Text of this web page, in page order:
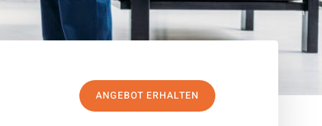
ANGEBOT ERHALTEN